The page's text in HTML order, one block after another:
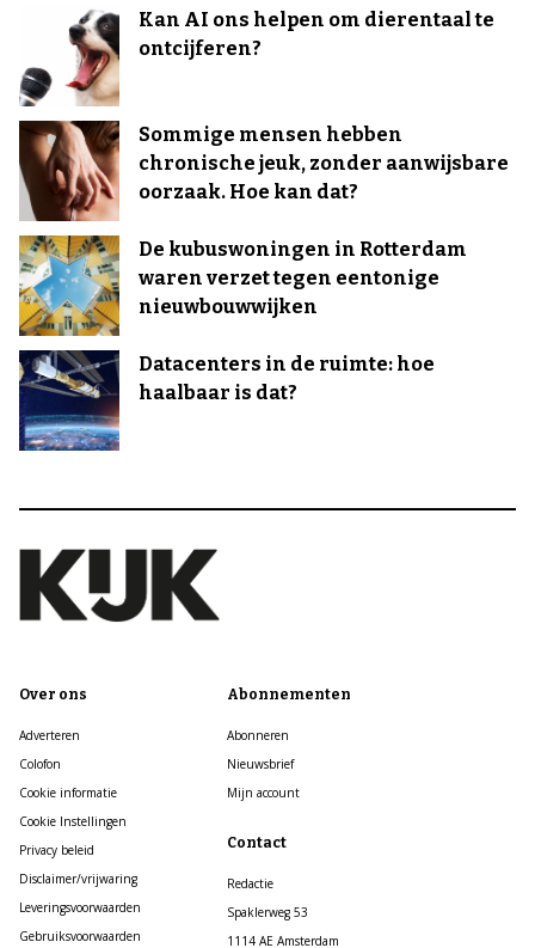
Kan AI ons helpen om dierentaal te
ontcijferen?
Sommige mensen hebben
chronische jeuk, zonder aanwijsbare
oorzaak. Hoe kan dat?
De kubuswoningen in Rotterdam
waren verzet tegen eentonige
nieuwbouwwijken
Datacenters in de ruimte: hoe
haalbaar is dat?
Over ons
Adverteren
Colofon
Cookie informatie
Cookie Instellingen
Privacy beleid
Disclaimer/vrijwaring
Leveringsvoorwaarden
Gebruiksvoorwaarden
Abonnementen
Abonneren
Nieuwsbrief
Mijn account
Contact
Redactie
Spaklerweg 53
1114 AE Amsterdam